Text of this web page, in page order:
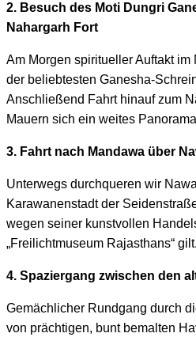
2. Besuch des Moti Dungri
Nahargarh Fort
Am Morgen spiritueller Auftakt im
der beliebtesten Ganesha-
Anschließend Fahrt hinauf zum
Mauern sich ein weites
3. Fahrt nach Mandawa über
Unterwegs durchqueren wir
Karawanenstadt der
wegen seiner kunstvollen
„Freilichtmuseum Rajasthans“ gilt.
4. Spaziergang zwischen den
Gemächlicher Rundgang durch
von prächtigen, bunt bemalten